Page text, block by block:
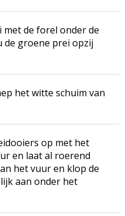
de forel onder de
de groene prei opzij
het witte schuim van
op met het
en laat al roerend
het vuur en klop de
aan onder het